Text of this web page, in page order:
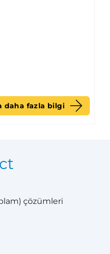
daha fazla bilgi
çözümleri